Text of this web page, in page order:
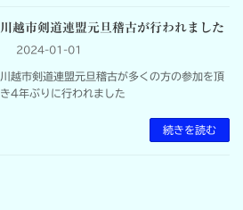
川越市剣道連盟元旦稽古が行われました
2024-01-01
川越市剣道連盟元旦稽古が多くの方の参加を頂
き4年ぶりに行われました
続きを読む